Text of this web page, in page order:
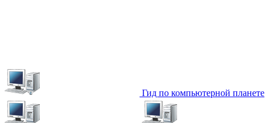
Гид по компьютерной планете